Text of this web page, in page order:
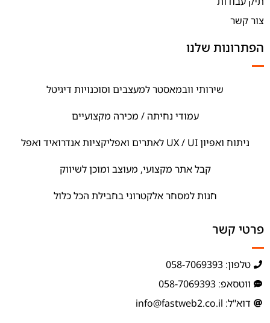
צור קשר
הפתרונות שלנו
שירותי וובמאסטר למעצבים וסוכנויות דיגיטל
עמודי נחיתה / מכירה מקצועיים
ניתוח ואפיון UX / UI לאתרים ואפליקציות אנדרואיד ואפל
קבל אתר מקצועי, מעוצב ומוכן לשיווק
חנות למסחר אלקטרוני בחבילת הכל כלול
פרטי קשר
טלפון: 058-7069393
ווטסאפ: 058-7069393
דוא"ל: info@fastweb2.co.il